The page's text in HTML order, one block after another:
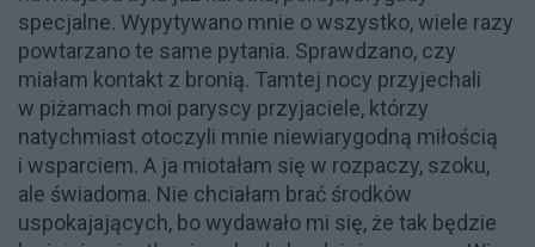
specjalne. Wypytywano mnie o wszystko, wiele razy
powtarzano te same pytania. Sprawdzano, czy
miałam kontakt z bronią. Tamtej nocy przyjechali
w piżamach moi paryscy przyjaciele, którzy
natychmiast otoczyli mnie niewiarygodną miłością
i wsparciem. A ja miotałam się w rozpaczy, szoku,
ale świadoma. Nie chciałam brać środków
uspokajających, bo wydawało mi się, że tak będzie